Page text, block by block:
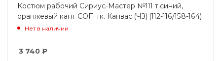
Костюм рабочий Сириус-Мастер №111 т.синий,
оранжевый кант СОП тк. Канвас (ЧЗ) (112-116/158-164)
Нет в наличии
3 740 ₽